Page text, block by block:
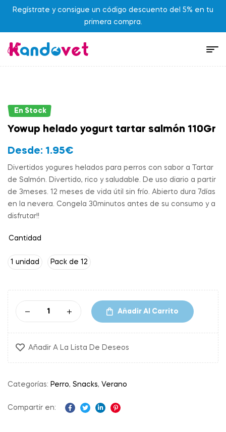
Regístrate y consigue un código descuento del 5% en tu
primera compra.
En Stock
Yowup helado yogurt tartar salmón 110Gr
Desde: 1.95€
Divertidos yogures helados para perros con sabor a Tartar
de Salmón. Divertido, rico y saludable. De uso diario a partir
de 3meses. 12 meses de vida útil sin frío. Abierto dura 7días
en la nevera. Congela 30minutos antes de su consumo y a
disfrutar!!
Cantidad
1 unidad Pack de 12
Añadir Al Carrito
Añadir A La Lista De Deseos
Categorías: Perro, Snacks, Verano
Compartir en: